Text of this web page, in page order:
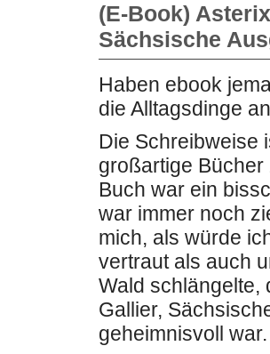
(E-Book)
Sächsische
Haben ebook
die Alltagsdinge
Die Schreibweise
großartige
Buch war ein
war immer noch
mich, als würde
vertraut als auch
Wald schlängelte,
Gallier,
geheimnisvoll war.